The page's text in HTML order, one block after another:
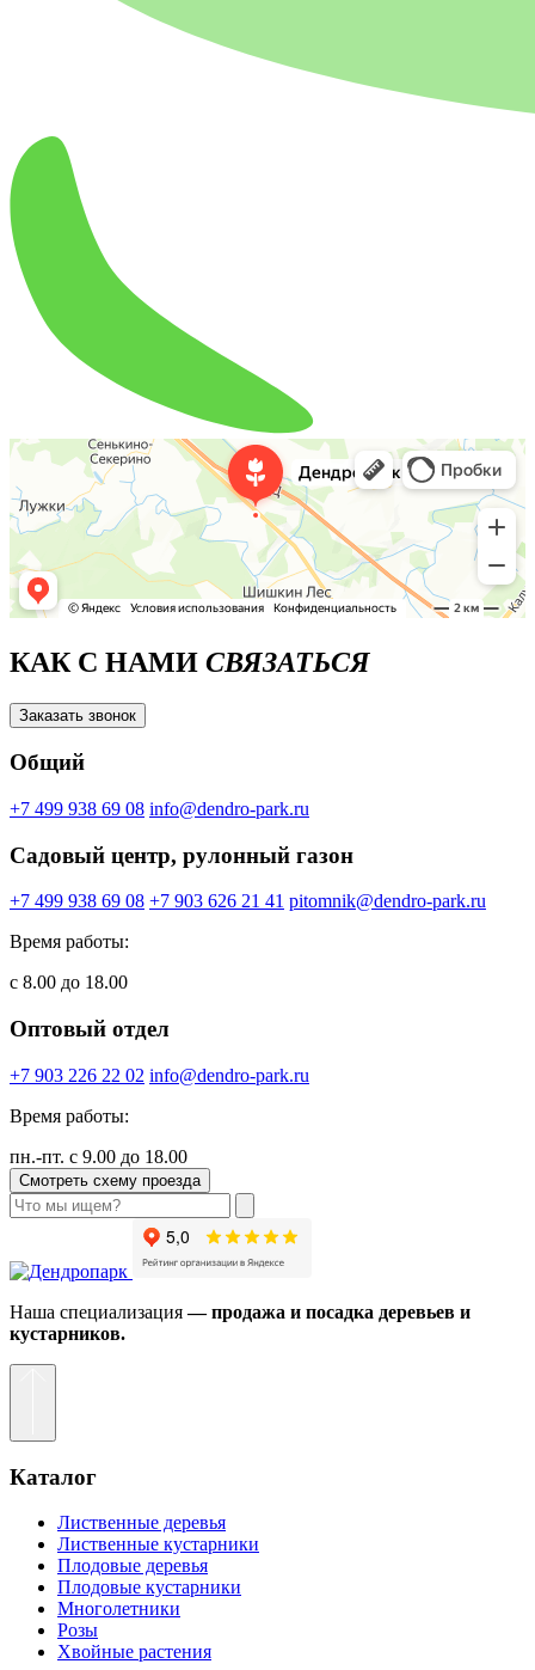
КАК С НАМИ СВЯЗАТЬСЯ
Заказать звонок
Общий
+7 499 938 69 08 info@dendro-park.ru
Садовый центр, рулонный газон
+7 499 938 69 08 +7 903 626 21 41 pitomnik@dendro-park.ru
Время работы:
с 8.00 до 18.00
Оптовый отдел
+7 903 226 22 02 info@dendro-park.ru
Время работы:
пн.-пт. с 9.00 до 18.00
Смотреть схему проезда
Наша специализация— продажа и посадка деревьев и
кустарников.
Каталог
Лиственные деревья
Лиственные кустарники
Плодовые деревья
Плодовые кустарники
Многолетники
Розы
Хвойные растения